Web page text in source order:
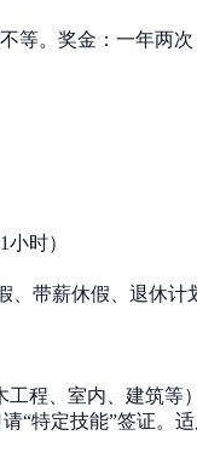
等。奖金：一年两
时）
、带薪休假、退休计
程、室内、建筑
“特定技能”签证。